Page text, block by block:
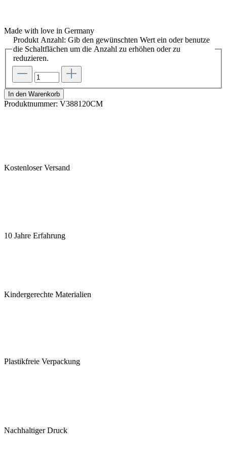
Made with love in Germany
Produkt Anzahl: Gib den gewünschten Wert ein oder benutze
die Schaltflächen um die Anzahl zu erhöhen oder zu
reduzieren.
In den Warenkorb
Produktnummer: V388120CM
Kostenloser Versand
10 Jahre Erfahrung
Kindergerechte Materialien
Plastikfreie Verpackung
Nachhaltiger Druck